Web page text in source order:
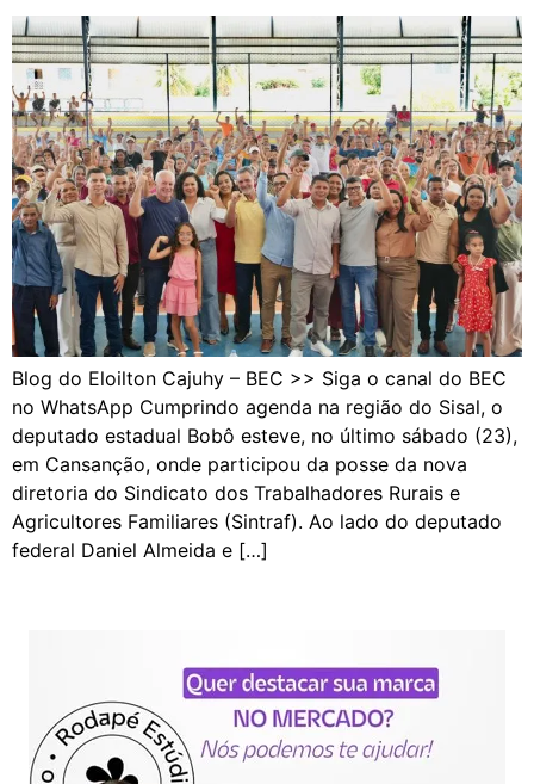
Blog do Eloilton Cajuhy – BEC >> Siga o canal do BEC
no WhatsApp Cumprindo agenda na região do Sisal, o
deputado estadual Bobô esteve, no último sábado (23),
em Cansanção, onde participou da posse da nova
diretoria do Sindicato dos Trabalhadores Rurais e
Agricultores Familiares (Sintraf). Ao lado do deputado
federal Daniel Almeida e […]